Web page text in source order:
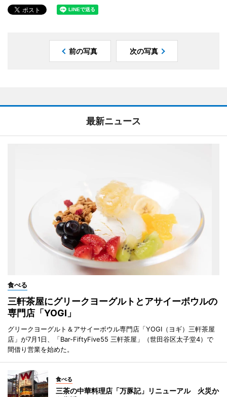
前の写真 次の写真
最新ニュース
食べる
三軒茶屋にグリークヨーグルトとアサイーボウルの
専門店「YOGI」
グリークヨーグルト＆アサイーボウル専門店「YOGI（ヨギ）三軒茶屋
店」が7月1日、「Bar-FiftyFive55 三軒茶屋」（世田谷区太子堂4）で
間借り営業を始めた。
食べる
三茶の中華料理店「万豚記」リニューアル 火災か